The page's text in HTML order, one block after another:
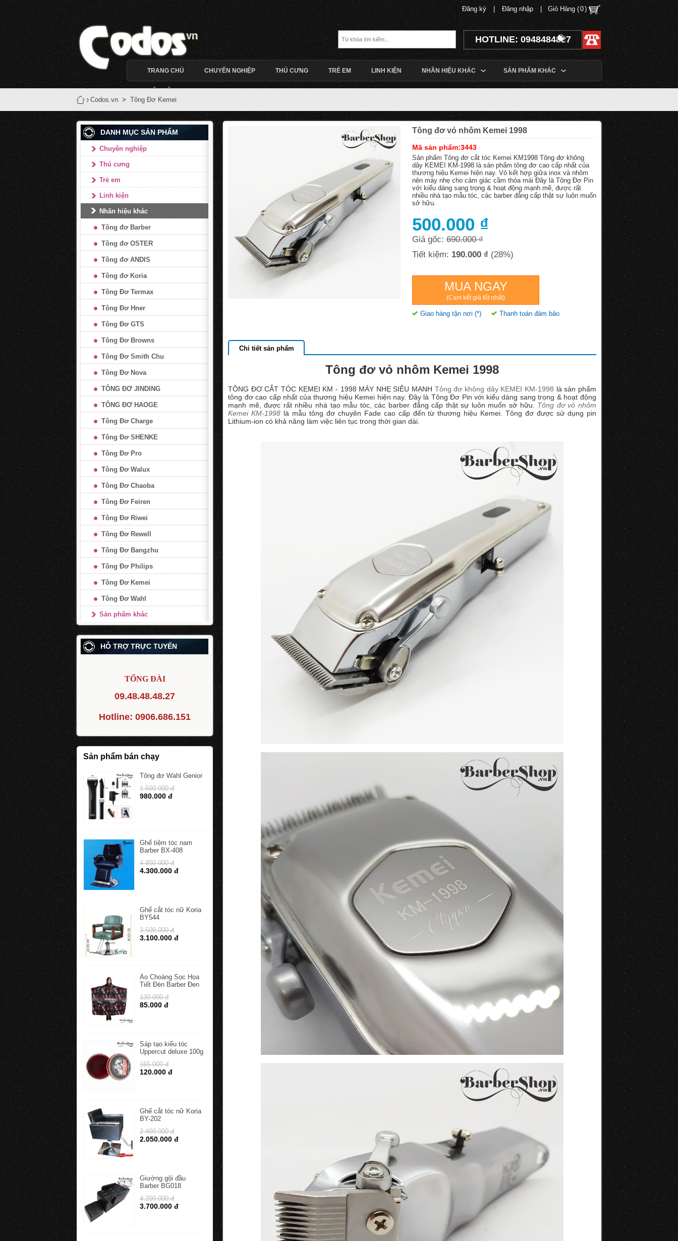
Giỏ Hàng (0)
Đăng ký Đăng nhập
HOTLINE: 0948484827
TRANG CHỦ CHUYÊN NGHIỆP THÚ CƯNG TRẺ EM LINH KIỆN NHÃN HIỆU KHÁC SẢN PHẨM KHÁC
Codos.vn > Tông Đơ Kemei
DANH MỤC SẢN PHẨM
Chuyên nghiệp
Thú cưng
Trẻ em
Linh kiện
Nhãn hiệu khác
Tông đơ Barber
Tông đơ OSTER
Tông đơ ANDIS
Tông đơ Koria
Tông Đơ Termax
Tông Đơ Hner
Tông Đơ GTS
Tông Đơ Browns
Tông Đơ Smith Chu
Tông Đơ Nova
TÔNG ĐƠ JINDING
TÔNG ĐƠ HAOGE
Tông Đơ Charge
Tông Đơ SHENKE
Tông Đơ Pro
Tông Đơ Walux
Tông Đơ Chaoba
Tông Đơ Feiren
Tông Đơ Riwei
Tông Đơ Rewell
Tông Đơ Bangzhu
Tông Đơ Philips
Tông Đơ Kemei
Tông Đơ Wahl
Sản phẩm khác
HỖ TRỢ TRỰC TUYẾN
TỔNG ĐÀI
09.48.48.48.27
Hotline: 0906.686.151
Sản phẩm bán chạy
Tông đơ Wahl Genior
1.500.000 đ
980.000 đ
Ghế tiệm tóc nam
Barber BX-408
4.800.000 đ
4.300.000 đ
Ghế cắt tóc nữ Koria
BY544
3.500.000 đ
3.100.000 đ
Áo Choàng Sọc Họa
Tiết Đèn Barber Đen
130.000 đ
85.000 đ
Sáp tạo kiểu tóc
Uppercut deluxe 100g
165.000 đ
120.000 đ
Ghế cắt tóc nữ Koria
BY-202
2.400.000 đ
2.050.000 đ
Giường gội đầu
Barber BG018
4.200.000 đ
3.700.000 đ
Tông đơ vỏ nhôm Kemei 1998
Mã sản phẩm:3443
Sản phẩm Tông đơ cắt tóc Kemei KM1998 Tông đơ không
dây KEMEI KM-1998 là sản phẩm tông đơ cao cấp nhất của
thương hiệu Kemei hiện nay. Vỏ kết hợp giữa inox và nhôm
nên máy nhẹ cho cảm giác cầm thỏa mái Đây là Tông Đơ Pin
với kiểu dáng sang trọng & hoạt động mạnh mẽ, được rất
nhiều nhà tạo mẫu tóc, các barber đẳng cấp thật sự luôn muốn
sở hữu.
500.000 ₫
Giá gốc: 690.000 ₫
Tiết kiệm: 190.000 ₫ (28%)
MUA NGAY
(Cam kết giá tốt nhất)
Giao hàng tận nơi (*) Thanh toán đảm bảo
Chi tiết sản phẩm
Tông đơ vỏ nhôm Kemei 1998
TÔNG ĐƠ CẮT TÓC KEMEI KM - 1998 MÁY NHẸ SIÊU MẠNH Tông đơ không dây KEMEI KM-1998 là sản phẩm
tông đơ cao cấp nhất của thương hiệu Kemei hiện nay. Đây là Tông Đơ Pin với kiểu dáng sang trọng & hoạt động
mạnh mẽ, được rất nhiều nhà tạo mẫu tóc, các barber đẳng cấp thật sự luôn muốn sở hữu. Tông đơ vỏ nhôm
Kemei KM-1998là mẫu tông đơ chuyên Fade cao cấp đến từ thương hiệu Kemei. Tông đơ được sử dụng pin
Lithium-ion có khả năng làm việc liên tục trong thời gian dài.